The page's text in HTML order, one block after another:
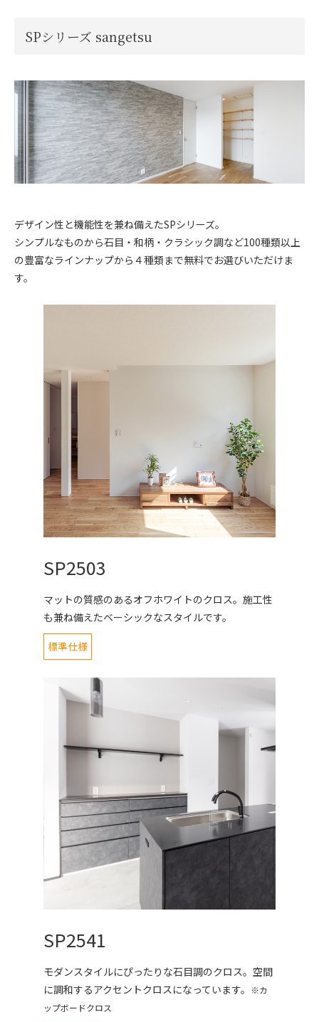
SPシリーズ sangetsu
デザイン性と機能性を兼ね備えたSPシリーズ。
シンプルなものから石目・和柄・クラシック調など100種類以上
の豊富なラインナップから４種類まで無料でお選びいただけま
す。
SP2503
マットの質感のあるオフホワイトのクロス。施工性
も兼ね備えたベーシックなスタイルです。
標準仕様
SP2541
モダンスタイルにぴったりな石目調のクロス。空間
に調和するアクセントクロスになっています。 ※カ
ップボードクロス